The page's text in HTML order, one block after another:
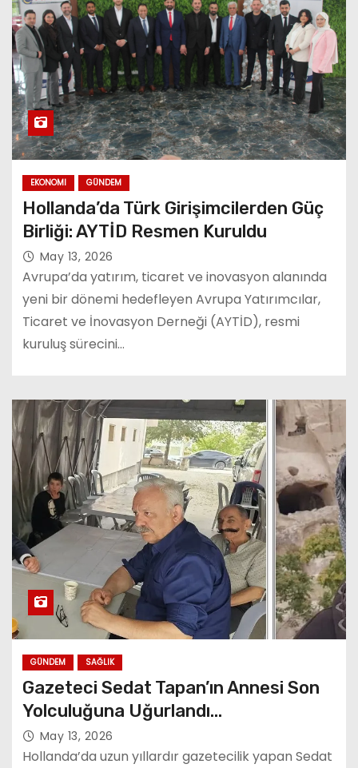
EKONOMI GÜNDEM
Hollanda’da Türk Girişimcilerden Güç
Birliği: AYTİD Resmen Kuruldu
May 13, 2026
Avrupa’da yatırım, ticaret ve inovasyon alanında
yeni bir dönemi hedefleyen Avrupa Yatırımcılar,
Ticaret ve İnovasyon Derneği (AYTİD), resmi
kuruluş sürecini…
GÜNDEM SAĞLIK
Gazeteci Sedat Tapan’ın Annesi Son
Yolculuğuna Uğurlandı…
May 13, 2026
Hollanda’da uzun yıllardır gazetecilik yapan Sedat